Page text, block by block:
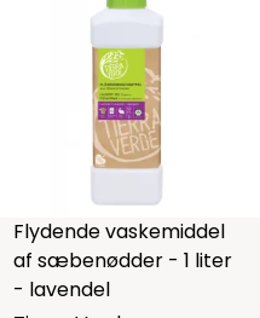
Flydende vaskemiddel
af sæbenødder - 1 liter
- lavendel